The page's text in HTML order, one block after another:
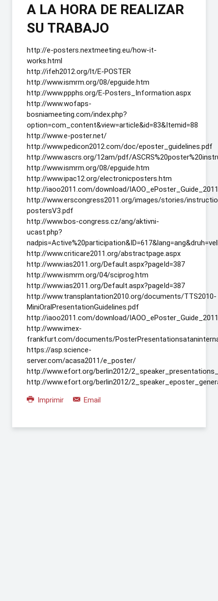
A LA HORA DE REALIZAR
SU TRABAJO
http://e-posters.nextmeeting.eu/how-it-
works.html
http://ifeh2012.org/lt/E-POSTER
http://www.ismrm.org/08/epguide.htm
http://www.ppphs.org/E-Posters_Information.aspx
http://www.wofaps-
bosniameeting.com/index.php?
option=com_content&view=article&id=83&Itemid=88
http://www.e-poster.net/
http://www.pedicon2012.com/doc/eposter_guidelines.pdf
http://www.ascrs.org/12am/pdf/
http://www.ismrm.org/08/epguide.htm
http://www.ipac12.org/electronicposters.htm
http://iaoo2011.com/download/
http://www.erscongress2011.org/images/stories/
postersV3.pdf
http://www.bos-congress.cz/ang/aktivni-
ucast.php?
http://www.criticare2011.org/abstractpage.aspx
http://www.ias2011.org/Default.aspx?pageId=387
http://www.ismrm.org/04/sciprog.htm
http://www.ias2011.org/Default.aspx?pageId=387
http://www.transplantation2010.org/documents/TTS2010-
MiniOralPresentationGuidelines.pdf
http://iaoo2011.com/download/
http://www.imex-
frankfurt.com/documents/
https://asp.science-
server.com/acasa2011/e_poster/
http://www.efort.org/berlin2012/
http://www.efort.org/berlin2012/
Imprimir Email